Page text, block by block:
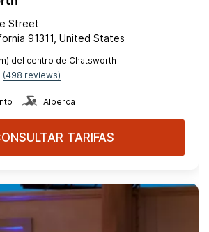
Street
91311, United States
del centro de Chatsworth
(498 reviews)
Alberca
TARIFAS